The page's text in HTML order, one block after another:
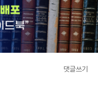
댓글쓰기